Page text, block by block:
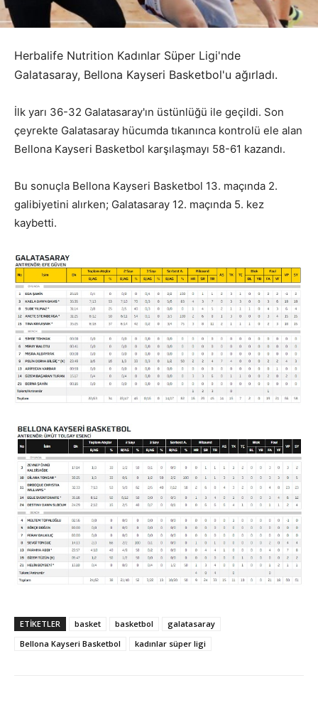
Herbalife Nutrition Kadınlar Süper Ligi'nde
Galatasaray, Bellona Kayseri Basketbol'u ağırladı.
İlk yarı 36-32 Galatasaray'ın üstünlüğü ile geçildi. Son
çeyrekte Galatasaray hücumda tıkanınca kontrolü ele alan
Bellona Kayseri Basketbol karşılaşmayı 58-61 kazandı.
Bu sonuçla Bellona Kayseri Basketbol 13. maçında 2.
galibiyetini alırken; Galatasaray 12. maçında 5. kez
kaybetti.
ETIKETLER basket basketbol
galatasaray
Bellona Kayseri Basketbol
kadınlar süper ligi